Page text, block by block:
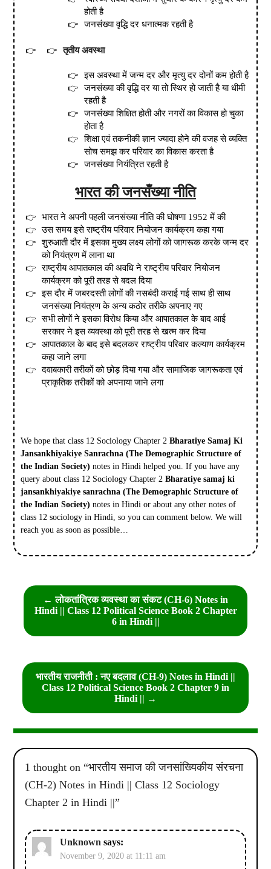
होती है
जनसंख्या वृद्धि दर धनात्मक रहती है
तृतीय अवस्था
इस अवस्था में जन्म दर और मृत्यु दर दोनों कम होती है
जनसंख्या की वृद्धि दर या तो स्थिर हो जाती है या धीमी
रहती है
जनसंख्या शिक्षित होती और नगरों का विकास हो चुका
होता है
शिक्षा एवं तकनीकी ज्ञान ज्यादा होने की वजह से व्यक्ति
सोच समझ कर परिवार का विकास करता है
जनसंख्या नियंत्रित रहती है
भारत की जनसँख्या नीति
भारत ने अपनी पहली जनसंख्या नीति की घोषणा 1952 में की
उस समय इसे राष्ट्रीय परिवार नियोजन कार्यक्रम कहा गया
शुरुआती दौर में इसका मुख्य लक्ष्य लोगों को जागरूक करके जन्म दर
को नियंत्रण में लाना था
राष्ट्रीय आपातकाल की अवधि ने राष्ट्रीय परिवार नियोजन
कार्यक्रम को पूरी तरह से बदल दिया
इस दौर में जबरदस्ती लोगों की नसबंदी कराई गई साथ ही साथ
जनसंख्या नियंत्रण के अन्य कठोर तरीके अपनाए गए
सभी लोगों ने इसका विरोध किया और आपातकाल के बाद आई
सरकार ने इस व्यवस्था को पूरी तरह से खत्म कर दिया
आपातकाल के बाद इसे बदलकर राष्ट्रीय परिवार कल्याण कार्यक्रम
कहा जाने लगा
दवाबकारी तरीकों को छोड़ दिया गया और सामाजिक जागरूकता एवं
प्राकृतिक तरीकों को अपनाया जाने लगा
We hope that class 12 Sociology Chapter 2Bharatiye Samaj Ki
Jansankhiyakiye Sanrachna (The Demographic Structure of
the Indian Society) notes in Hindi helped you. If you have any
query about class 12 Sociology Chapter 2Bharatiye samaj ki
jansankhiyakiye sanrachna (The Demographic Structure of
the Indian Society) notes in Hindi or about any other notes of
class 12 sociology in Hindi, so you can comment below. We will
reach you as soon as possible…
Post
navigation
← लोकतांत्रिक व्यवस्था का संकट (CH-6) Notes in
Hindi || Class 12 Political Science Book 2 Chapter
6 in Hindi ||
भारतीय राजनीती : नए बदलाव (CH-9) Notes in Hindi ||
Class 12 Political Science Book 2 Chapter 9 in
Hindi || →
1 thought on “भारतीय समाज की जनसांख्यिकीय संरचना
(CH-2) Notes in Hindi || Class 12 Sociology
Chapter 2 in Hindi ||”
Unknown says:
November 9, 2020 at 11:11 am